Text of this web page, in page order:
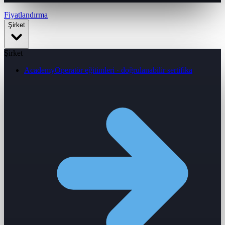
Fiyatlandırma
Şirket
Şirket
AcademyOperatör eğitimleri · doğrulanabilir sertifika